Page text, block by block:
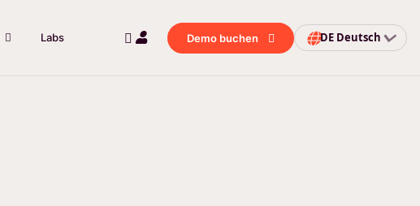
Labs Demo buchen DE Deutsch